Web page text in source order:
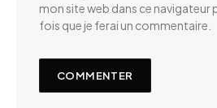
mon site web dans ce navigateur
fois que je ferai un commentaire.